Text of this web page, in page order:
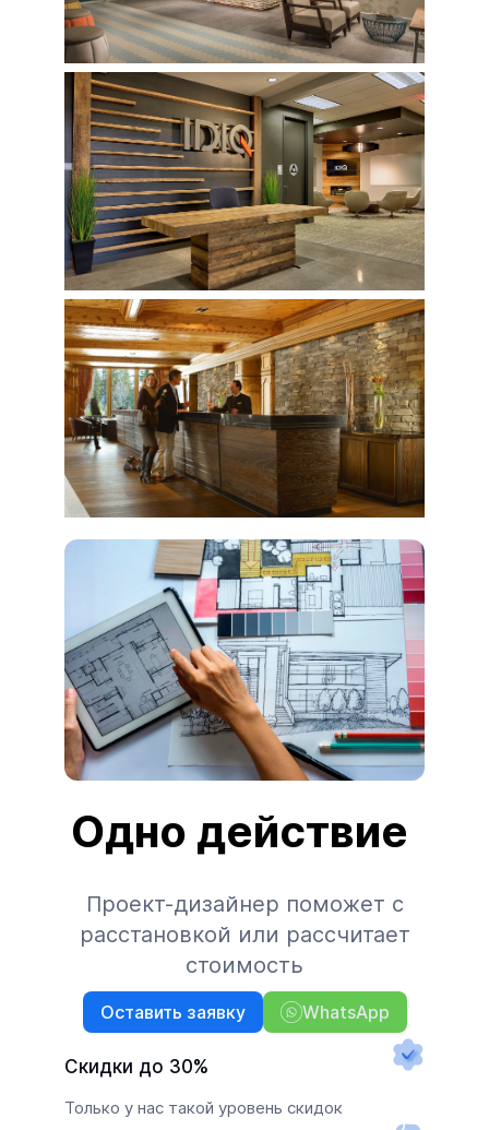
Одно действие
Проект-дизайнер поможет с
расстановкой или рассчитает
стоимость
Оставить заявку WhatsApp
Скидки до 30%
Только у нас такой уровень скидок